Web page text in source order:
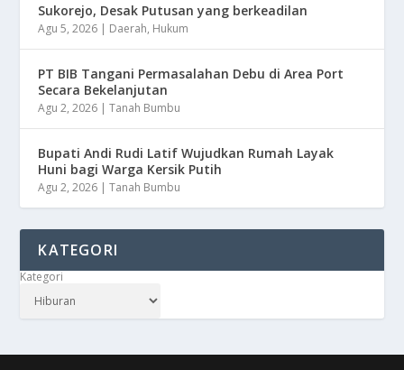
Sukorejo, Desak Putusan yang berkeadilan
Agu 5, 2026 | Daerah, Hukum
PT BIB Tangani Permasalahan Debu di Area Port
Secara Bekelanjutan
Agu 2, 2026 |Tanah Bumbu
Bupati Andi Rudi Latif Wujudkan Rumah Layak
Huni bagi Warga Kersik Putih
Agu 2, 2026 |Tanah Bumbu
KATEGORI
Kategori